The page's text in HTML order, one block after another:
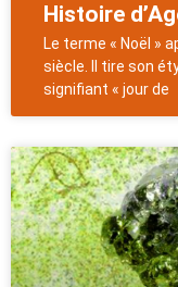
Histoire
Le terme « Noël »
siècle. Il tire son
signifiant « jour de